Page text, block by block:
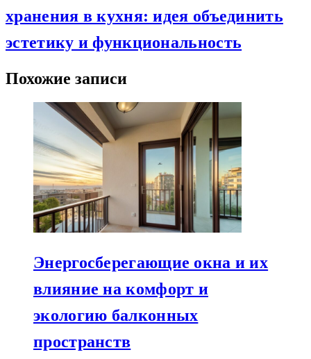
хранения в кухня: идея объединить
эстетику и функциональность
Похожие записи
Энергосберегающие окна и их
влияние на комфорт и
экологию балконных
пространств